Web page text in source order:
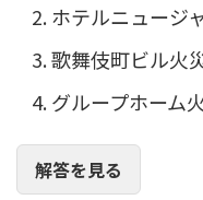
ホテルニュージ
歌舞伎町ビル火
グループホーム
解答を見る